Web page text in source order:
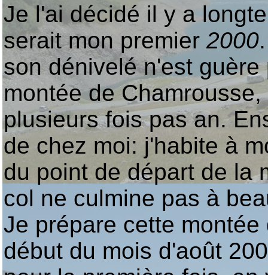
Je l'ai décidé il y a
serait mon premier 2000
son dénivelé n'est
montée de
plusieurs fois pas an.
de chez moi: j'habite à
du point de départ de la
col ne culmine pas à
Je prépare cette
début du mois d'août